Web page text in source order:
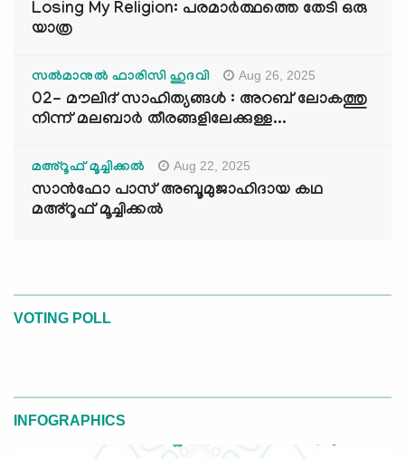
Losing My Religion: പരമാർത്ഥത്തെ തേടി ഒരു
യാത്ര
സൽമാനുൽ ഫാരിസി ഹുദവി Aug 26, 2025
02- മൗലിദ് സാഹിത്യങ്ങൾ : അറബ് ലോകത്തു
നിന്ന് മലബാർ തീരങ്ങളിലേക്കുള്ള...
മഅ്റൂഫ് മൂച്ചിക്കല്‍ Aug 22, 2025
സാൻഫോ പാസ് അബൂമുജാഹിദായ കഥ
മഅ്റൂഫ് മൂച്ചിക്കല്‍
VOTING POLL
INFOGRAPHICS